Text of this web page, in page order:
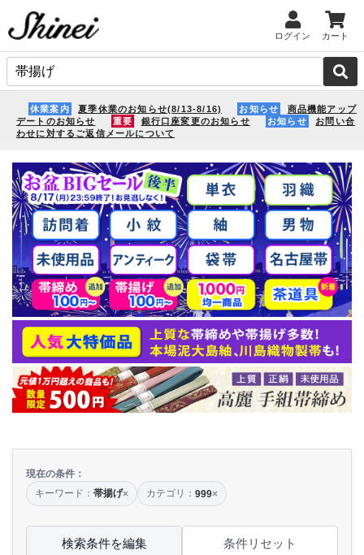
ログイン カート
休業案内 夏季休業のお知らせ(8/13-8/16) お知らせ
商品機能アップ
デートのお知らせ
重要 銀行口座変更のお知らせ お知らせ
お問い合
わせに対するご返信メールについて
現在の条件：
キーワード： 帯揚げ× カテゴリ： 999×
検索条件を編集 条件リセット